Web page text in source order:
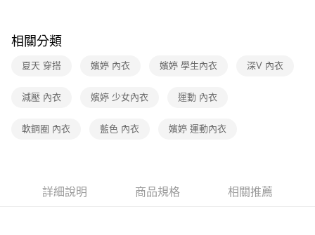
每筆NT$80，滿NT$1,000(含以上)免運費
宅配
付款後門市自取
相關分類
夏天 穿搭 嬪婷 內衣 嬪婷 學生內衣 深V 內衣
減壓 內衣 嬪婷 少女內衣 運動 內衣
軟鋼圈 內衣 藍色 內衣 嬪婷 運動內衣
詳細說明 商品規格 相關推薦